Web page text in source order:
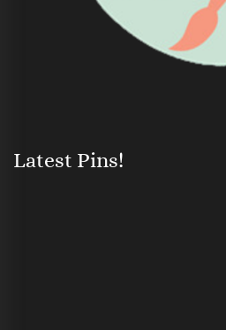
Latest Pins!